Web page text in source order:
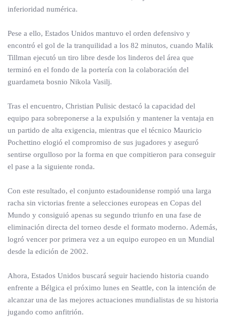
inferioridad numérica.
Pese a ello, Estados Unidos mantuvo el orden defensivo y
encontró el gol de la tranquilidad a los 82 minutos, cuando Malik
Tillman ejecutó un tiro libre desde los linderos del área que
terminó en el fondo de la portería con la colaboración del
guardameta bosnio Nikola Vasilj.
Tras el encuentro, Christian Pulisic destacó la capacidad del
equipo para sobreponerse a la expulsión y mantener la ventaja en
un partido de alta exigencia, mientras que el técnico Mauricio
Pochettino elogió el compromiso de sus jugadores y aseguró
sentirse orgulloso por la forma en que compitieron para conseguir
el pase a la siguiente ronda.
Con este resultado, el conjunto estadounidense rompió una larga
racha sin victorias frente a selecciones europeas en Copas del
Mundo y consiguió apenas su segundo triunfo en una fase de
eliminación directa del torneo desde el formato moderno. Además,
logró vencer por primera vez a un equipo europeo en un Mundial
desde la edición de 2002.
Ahora, Estados Unidos buscará seguir haciendo historia cuando
enfrente a Bélgica el próximo lunes en Seattle, con la intención de
alcanzar una de las mejores actuaciones mundialistas de su historia
jugando como anfitrión.